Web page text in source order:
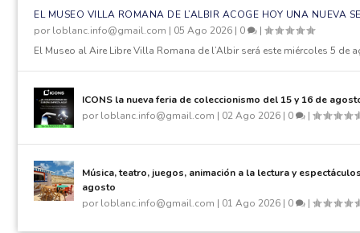
EL MUSEO VILLA ROMANA DE L’ALBIR ACOGE HOY UNA NUEVA
porloblanc.info@gmail.com | 05 Ago 2026 | 0
|
El Museo al Aire Libre Villa Romana de l’Albir será este miércoles 5 de
ICONS la nueva feria de coleccionismo del 15 y 16 de
porloblanc.info@gmail.com | 02 Ago 2026 | 0 |
Música, teatro, juegos, animación a la lectura y
agosto
porloblanc.info@gmail.com | 01 Ago 2026 | 0 |